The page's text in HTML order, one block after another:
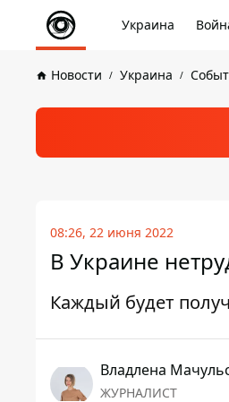
Украина
Новости Украина
08:26, 22 июня 2022
В Украине
Каждый будет
Владлена
ЖУРНАЛИСТ